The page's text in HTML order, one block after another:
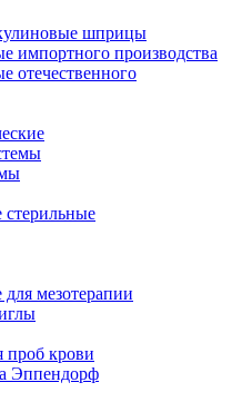
шприцы
импортного производства
отечественного
мезотерапии
проб крови
Эппендорф